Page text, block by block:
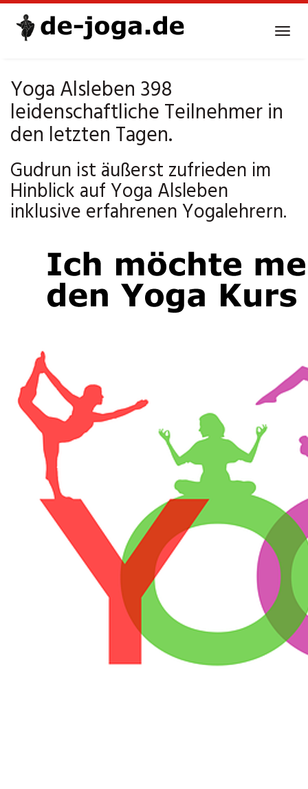
Yoga Alsleben 398
leidenschaftliche Teilnehmer in
den letzten Tagen.
Gudrun ist äußerst zufrieden im
Hinblick auf Yoga Alsleben
inklusive erfahrenen Yogalehrern.